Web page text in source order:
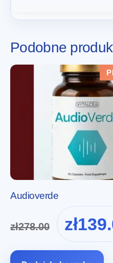
Podobne
Audioverde
zł278.00
Pierwotna
cena
wynosiła:
zł